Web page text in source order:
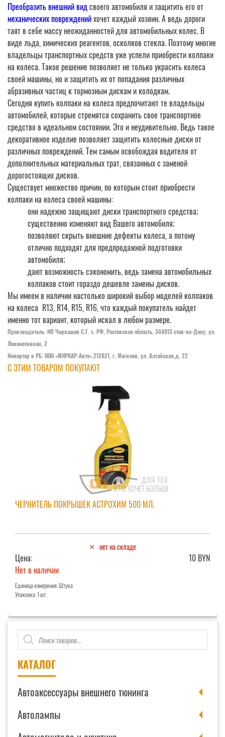
Поиск
товаров
КАТАЛОГ
Автоаксессуары внешнего тюнинга
Автолампы
Преобразить внешний видсвоего автомобиля и защитить его от
механических поврежденийхочет каждый хозяин. А ведь дороги
таят в себе массу неожиданностей для автомобильных колес. В
виде льда, химических реагентов, осколков стекла. Поэтому многие
владельцы транспортных средств уже успели приобрести колпаки
на колеса. Такое решение позволяет не только украсить колеса
своей машины, но и защитить их от попадания различных
абразивных частиц к тормозным дискам и колодкам.
Сегодня купить колпаки на колеса предпочитают те владельцы
автомобилей, которые стремятся сохранить свое транспортное
средство в идеальном состоянии. Это и неудивительно. Ведь такое
декоративное изделие позволяет защитить колесные диски от
различных повреждений. Тем самым освобождая водителя от
дополнительных материальных трат, связанных с заменой
дорогостоящих дисков.
Существует множество причин, по которым стоит приобрести
колпаки на колеса своей машины:
они надежно защищают диски транспортного средства;
существенно изменяют вид Вашего автомобиля;
позволяют скрыть внешние дефекты колеса, а потому
отлично подходят для предпродажной подготовки
автомобиля;
дают возможность сэкономить, ведь замена автомобильных
колпаков стоит гораздо дешевле замены дисков.
Мы имеем в наличии настолько широкий выбор моделей колпаков
на колеса R13, R14, R15, R16, что каждый покупатель найдет
именно тот вариант, который искал в любом размере.
Производитель: ИП Черкашов С.Г. c. РФ, Ростовская область, 344013 стов-на-Дону, ул.
Локомотивная, 2
Импортер в РБ: ООО «МИРКАР-Авто»,212021, г. Могилев, ул. Алтайская,д. 22
С ЭТИМ ТОВАРОМ ПОКУПАЮТ
ЧЕРНИТЕЛЬ ПОКРЫШЕК АСТРОХИМ 500 МЛ.
нет на складе
Цена:
10 BYN
Нет в наличии
Единица измерения: Штука
Упаковка: 1 шт.